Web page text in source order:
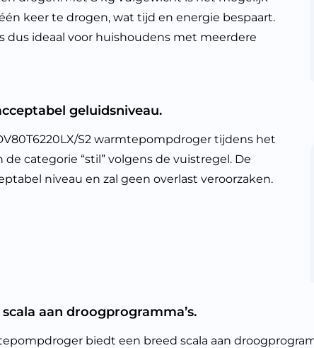
keer te drogen, wat tijd en energie bespaart.
dus ideaal voor huishoudens met meerdere
geluidsniveau.
S2 warmtepompdroger tijdens het
categorie “stil” volgens de vuistregel. De
niveau en zal geen overlast veroorzaken.
aan droogprogramma’s.
biedt een breed scala aan